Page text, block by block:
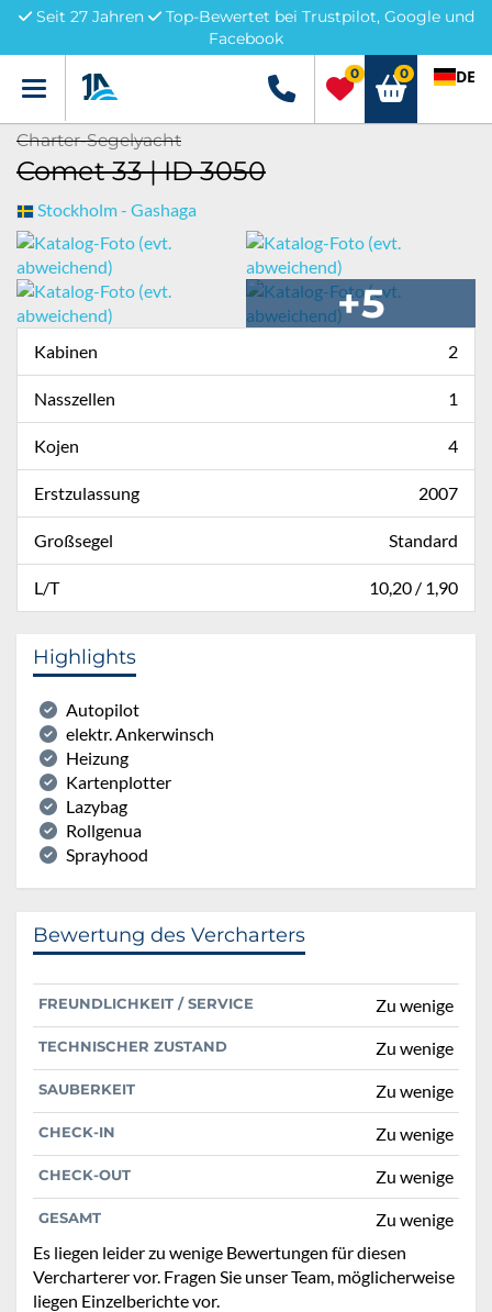
Seit 27 Jahren
Top-Bewertet bei Trustpilot, Google und
Facebook
Menü +49 5741 3222690
0 0 DE
Charter-Segelyacht
Comet 33 | ID 3050
Stockholm - Gashaga
+5
Kabinen 2
Nasszellen 1
Kojen 4
Erstzulassung 2007
Großsegel Standard
L/T 10,20 / 1,90
Highlights
Autopilot
elektr. Ankerwinsch
Heizung
Kartenplotter
Lazybag
Rollgenua
Sprayhood
Bewertung des Vercharters
FREUNDLICHKEIT / SERVICE Zu wenige
TECHNISCHER ZUSTAND Zu wenige
SAUBERKEIT Zu wenige
CHECK-IN Zu wenige
CHECK-OUT Zu wenige
GESAMT
Zu wenige
Es liegen leider zu wenige Bewertungen für diesen
Vercharterer vor. Fragen Sie unser Team, möglicherweise
liegen Einzelberichte vor.